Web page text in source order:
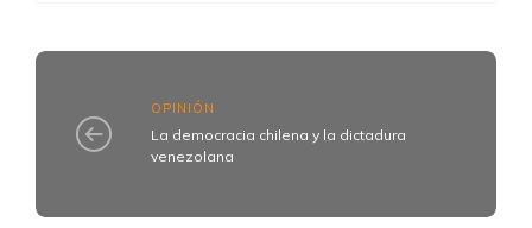
OPINIÓN
La democracia chilena y la dictadura
venezolana